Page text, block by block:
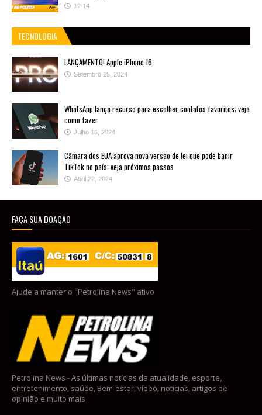
12:14
TECNOLOGIA
LANÇAMENTO! Apple iPhone 16
Setembro 25, 2024
WhatsApp lança recurso para escolher contatos favoritos; veja
como fazer
Julho 16, 2024
Câmara dos EUA aprova nova versão de lei que pode banir
TikTok no país; veja próximos passos
Abril 22, 2024
FAÇA SUA DOAÇÃO
Ajude a manter o "Petrolina News" ativo
Petrolina News - As últimas notícias da atualidade, esporte,
entretenimento, saúde, Bem-estar, vídeo, noticias, artigos de
opinião e muito mais